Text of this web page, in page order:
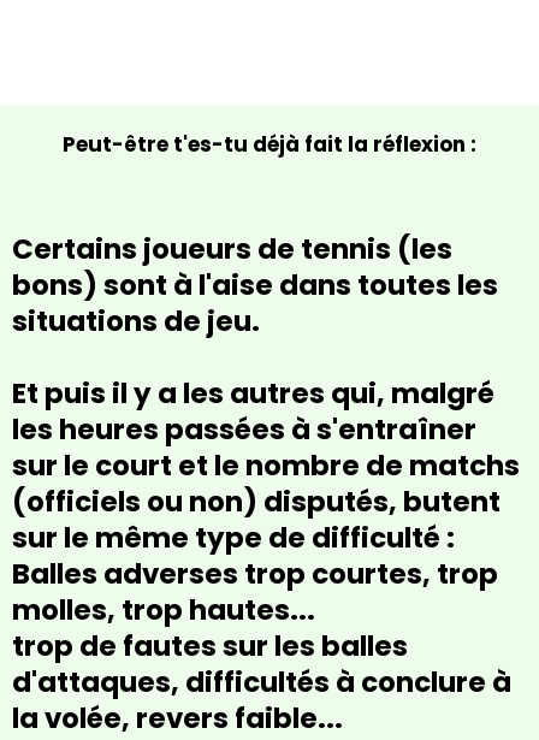
Peut-être t'es-tu déjà fait la réflexion :
Certains joueurs de tennis (les
bons) sont à l'aise dans toutes les
situations de jeu.
Et puis il y a les autres qui, malgré
les heures passées à s'entraîner
sur le court et le nombre de matchs
(officiels ou non) disputés, butent
sur le même type de difficulté :
Balles adverses trop courtes, trop
molles, trop hautes...
trop de fautes sur les balles
d'attaques, difficultés à conclure à
la volée, revers faible...